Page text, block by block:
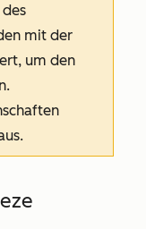
mit der
um den